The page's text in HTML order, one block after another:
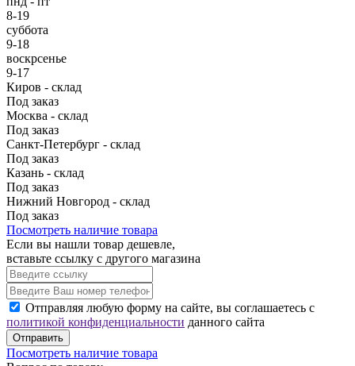
8-19
суббота
9-18
воскрсенье
9-17
Киров - склад
Под заказ
Москва - склад
Под заказ
Санкт-Петербург - склад
Под заказ
Казань - склад
Под заказ
Нижний Новгород - склад
Под заказ
Посмотреть наличие товара
Если вы нашли товар дешевле,
вставьте ссылку с другого магазина
Отправляя любую форму на сайте, вы соглашаетесь с
политикой конфиденциальности данного сайта
Отправить
Посмотреть наличие товара